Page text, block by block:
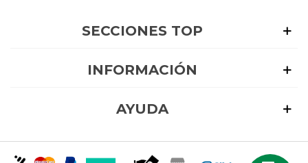
SECCIONES TOP
INFORMACIÓN
AYUDA